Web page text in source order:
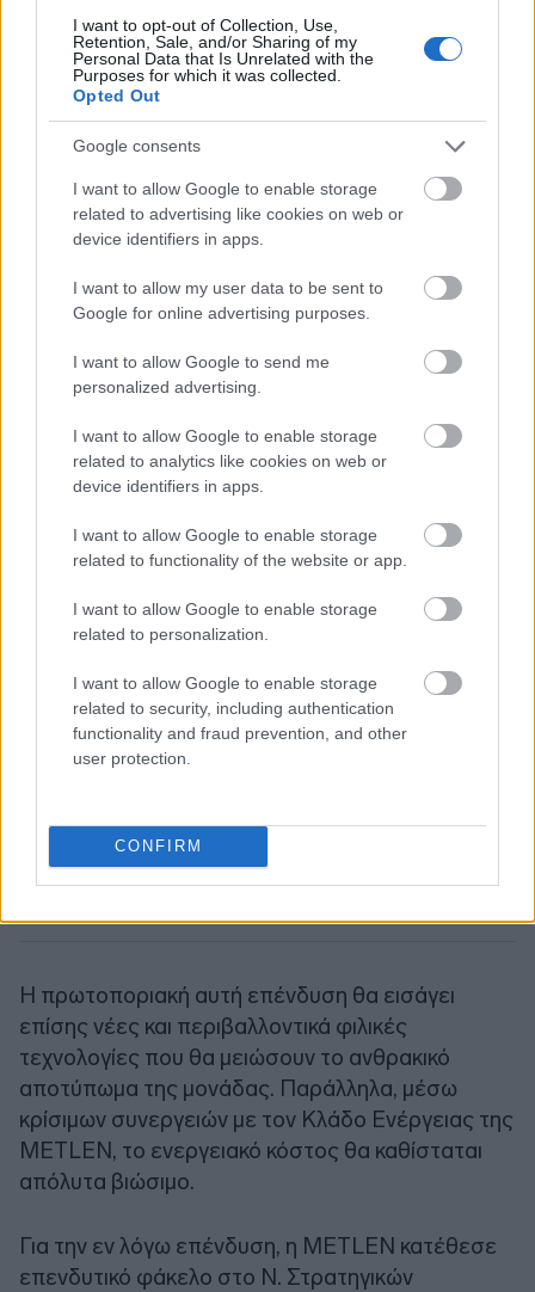
I want to opt-out of Collection, Use,
Retention, Sale, and/or Sharing of my
Personal Data that Is Unrelated with the
Purposes for which it was collected.
Opted Out
Google consents
I want to allow Google to enable storage
related to advertising like cookies on web or
device identifiers in apps.
I want to allow my user data to be sent to
Google for online advertising purposes.
I want to allow Google to send me
personalized advertising.
I want to allow Google to enable storage
related to analytics like cookies on web or
device identifiers in apps.
I want to allow Google to enable storage
related to functionality of the website or app.
I want to allow Google to enable storage
related to personalization.
I want to allow Google to enable storage
related to security, including authentication
functionality and fraud prevention, and other
user protection.
CONFIRM
Σημειώνεται ότι «η παραγωγή και των τριών
αυτών κρίσιμων υλικών (βωξίτη, αλουμίνας και
Γαλλίου σημερινής αξίας περί του 1 δισ.)
προορίζεται για εξαγωγή σε χώρες της Ευρώπης
Η πρωτοποριακή αυτή επένδυση θα εισάγει
επίσης νέες και περιβαλλοντικά φιλικές
τεχνολογίες που θα μειώσουν το ανθρακικό
αποτύπωμα της μονάδας. Παράλληλα, μέσω
κρίσιμων συνεργειών με τον Κλάδο Ενέργειας της
METLEN, το ενεργειακό κόστος θα καθίσταται
απόλυτα βιώσιμο.
Για την εν λόγω επένδυση, η METLEN κατέθεσε
επενδυτικό φάκελο στο Ν. Στρατηγικών